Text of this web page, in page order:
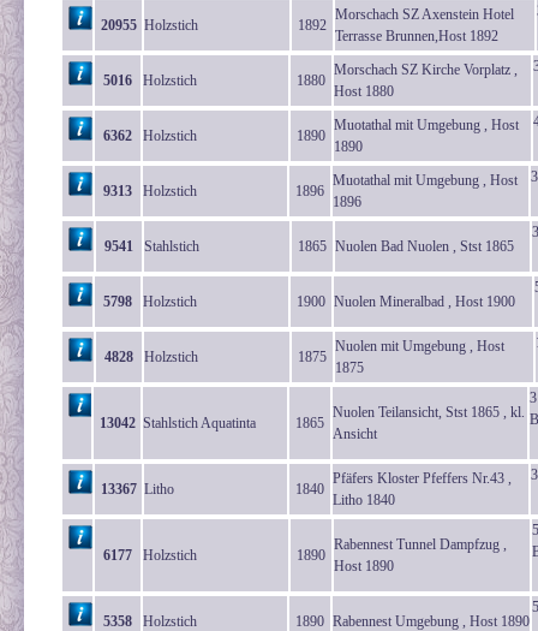
20955 Holzstich 1892
Morschach SZ Axenstein Hotel
Terrasse Brunnen,Host 1892
5016 Holzstich 1880
Morschach SZ Kirche Vorplatz ,
Host 1880
6362 Holzstich 1890
Muotathal mit Umgebung , Host
1890
9313 Holzstich 1896
Muotathal mit Umgebung , Host
1896
9541 Stahlstich 1865 Nuolen Bad Nuolen , Stst 1865
5798 Holzstich 1900 Nuolen Mineralbad , Host 1900
4828 Holzstich 1875
Nuolen mit Umgebung , Host
1875
13042 Stahlstich Aquatinta 1865
Nuolen Teilansicht, Stst 1865 , kl.
Ansicht
13367 Litho 1840
Pfäfers Kloster Pfeffers Nr.43 ,
Litho 1840
6177 Holzstich 1890
Rabennest Tunnel Dampfzug ,
Host 1890
5358 Holzstich 1890 Rabennest Umgebung , Host 1890